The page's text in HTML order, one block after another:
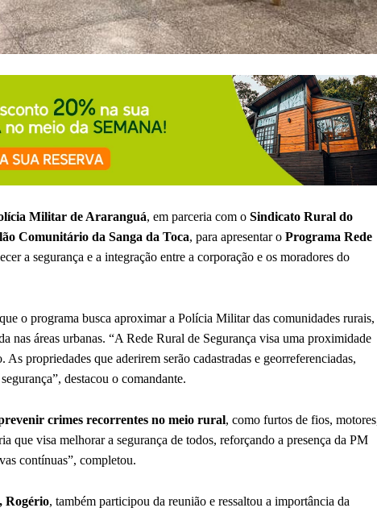
Militar de Araranguá, em parceria com o Sindicato Rural do
Comunitário da Sanga da Toca, para apresentar o Programa Rede
a segurança e a integração entre a corporação e os moradores do
o programa busca aproximar a Polícia Militar das comunidades rurais,
nas áreas urbanas. “A Rede Rural de Segurança visa uma proximidade
propriedades que aderirem serão cadastradas e georreferenciadas,
destacou o comandante.
crimes recorrentes no meio rural, como furtos de fios,
que visa melhorar a segurança de todos, reforçando a presença da PM
contínuas”, completou.
Rogério, também participou da reunião e ressaltou a importância da